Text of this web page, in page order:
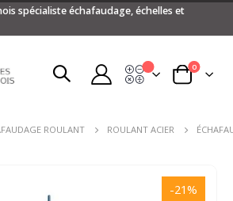
spécialiste échafaudage, échelles et
Panier
0articles
Devis
ROULANT ROULANT ACIER
-21%